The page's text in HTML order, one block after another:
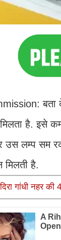
बता
है. इसे
उस लम्प सम
है.
गांधी नहर